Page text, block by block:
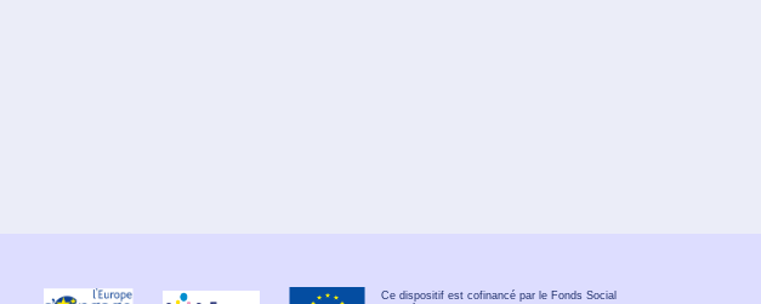
Ce dispositif est cofinancé par le Fonds Social